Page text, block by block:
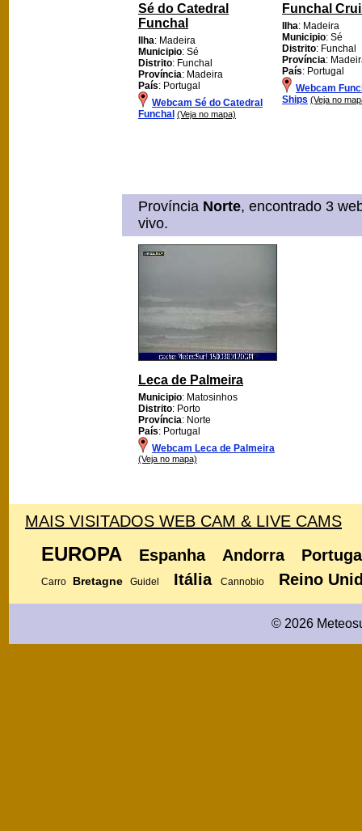
Sé do Catedral
Funchal
Ilha: Madeira
Municipio: Sé
Distrito: Funchal
Província: Madeira
País: Portugal
Webcam Sé do Catedral
Funchal (Veja no mapa)
Funchal
Ilha: Madeira
Municipio: Sé
Distrito: Funchal
Província:
País: Portugal
Webcam
Ships (Veja no
Província Norte, encontrado 3
vivo.
Leca de Palmeira
Municipio: Matosinhos
Distrito: Porto
Província: Norte
País: Portugal
Webcam Leca de Palmeira
(Veja no mapa)
MAIS VISITADOS WEB CAM & LIVE CAMS
EUROPA Espanha Andorra
Carro Bretagne Guidel Itália Cannobio Reino
© 2026